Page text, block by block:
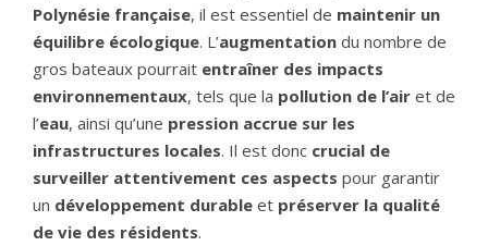
Polynésie française, il est essentiel de maintenir un
équilibre écologique. L’augmentation du nombre de
gros bateaux pourrait entraîner des impacts
environnementaux, tels que la pollution de l’air et de
l’eau, ainsi qu’une pression accrue sur les
infrastructures locales. Il est donc crucial de
surveiller attentivement ces aspects pour garantir
un développement durable et préserver la qualité
de vie des résidents.